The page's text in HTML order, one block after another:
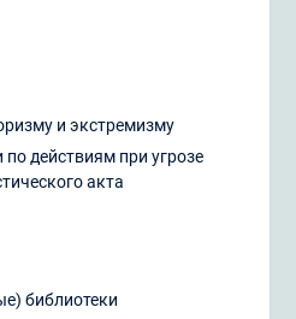
и экстремизму
действиям при угрозе
акта
библиотеки